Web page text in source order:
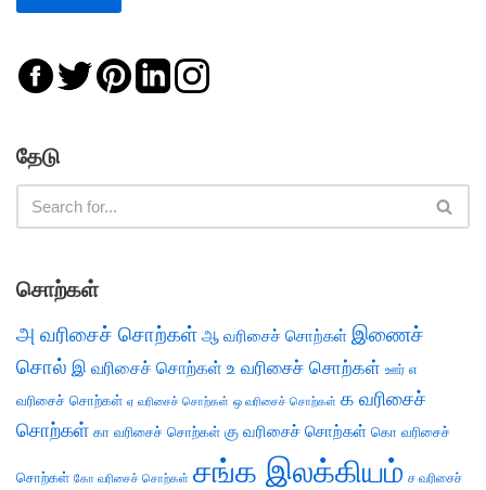
தேடு
சொற்கள்
அ வரிசைச் சொற்கள் ஆ வரிசைச் சொற்கள் இணைச்
சொல் இ வரிசைச் சொற்கள் உ வரிசைச் சொற்கள் ஊர் எ
வரிசைச் சொற்கள் ஏ வரிசைச் சொற்கள் ஒ வரிசைச் சொற்கள் க வரிசைச்
சொற்கள் கா வரிசைச் சொற்கள் கு வரிசைச் சொற்கள் கொ வரிசைச்
சொற்கள் கோ வரிசைச் சொற்கள் சங்க இலக்கியம் ச வரிசைச்